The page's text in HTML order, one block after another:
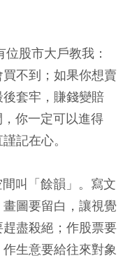
股市大戶教我：
買不到；如果你想賣
套牢，賺錢變賠
你一定可以進得
記在心。
叫「餘韻」。寫文
圖要留白，讓視覺
盡殺絕；作股票要
生意要給往來對象